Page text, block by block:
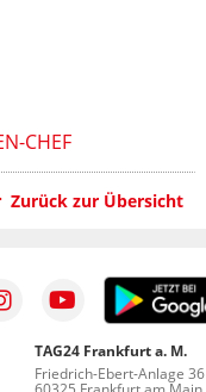
CHEF
Zurück zur Übersicht
TAG24 Frankfurt a. M.
Friedrich-Ebert-Anlage 36